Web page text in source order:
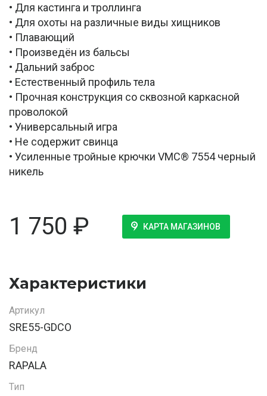
• Для кастинга и троллинга
• Для охоты на различные виды хищников
• Плавающий
• Произведён из бальсы
• Дальний заброс
• Естественный профиль тела
• Прочная конструкция со сквозной каркасной
проволокой
• Универсальный игра
• Не содержит свинца
• Усиленные тройные крючки VMC® 7554 черный
никель
1 750 ₽ КАРТА МАГАЗИНОВ
Характеристики
Артикул
SRE55-GDCO
Бренд
RAPALA
Тип